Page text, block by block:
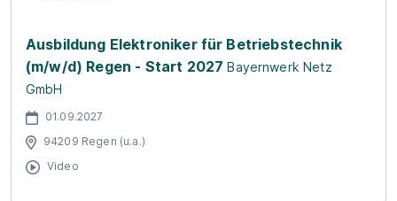
Ausbildung Elektroniker für Betriebstechnik
(m/w/d) Regen - Start 2027 Bayernwerk Netz
GmbH
01.09.2027
94209 Regen (u.a.)
Video